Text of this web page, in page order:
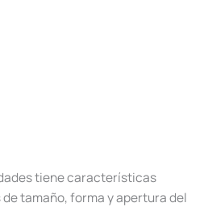
tiene características
tamaño, forma y apertura del